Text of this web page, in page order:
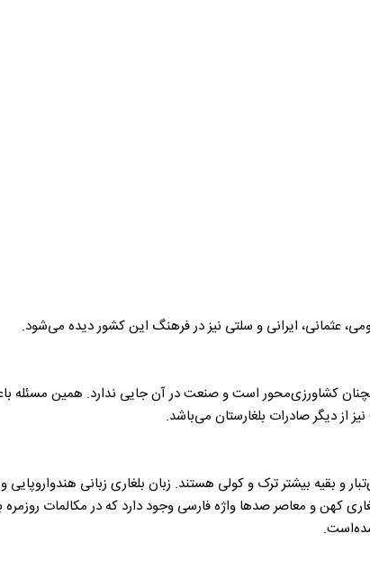
عثمانی، ایرانی و سلتی نیز در فرهنگ این کشور دیده می‌شود.
کشاورزی‌محور است و صنعت در آن جایی ندارد. همین مسئله
دیگر صادرات بلغارستان می‌باشد.
لف با واحد جزء استونیکی است. حدود ۸۵ درصد از مردم آن بلغاری‌تبار و بقیه بیشتر ترک و کولی هستند. زبان
و معاصر صدها واژه فارسی وجود دارد که در مکالمات روزمره